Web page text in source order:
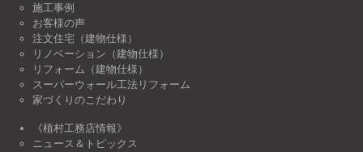
施工事例
お客様の声
注文住宅（建物仕様）
リノベーション（建物仕様）
リフォーム（建物仕様）
スーパーウォール工法リフォーム
家づくりのこだわり
《植村工務店情報》
ニュース＆トピックス